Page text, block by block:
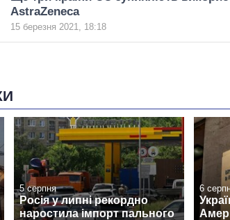
AstraZeneca
15 березня 2021, 18:18
5 серпня
Росія у липні рекордно
наростила імпорт пального
6